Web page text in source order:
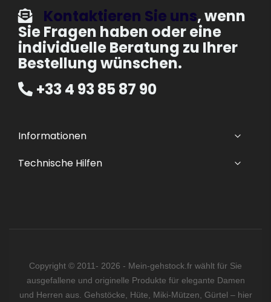
Kontaktieren Sie uns, wenn
Sie Fragen haben oder eine
individuelle Beratung zu Ihrer
Bestellung wünschen.
+33 4 93 85 87 90
Informationen
Technische Hilfen
Copyright © 2011- 2026 - Mein-gehstock.fr wählt für Sie
ausgefallene und originelle Produkte für elegante Damen
und Herren aus. Gehstöcke, Hüte, Miki-Mützen, Gürtel – hier